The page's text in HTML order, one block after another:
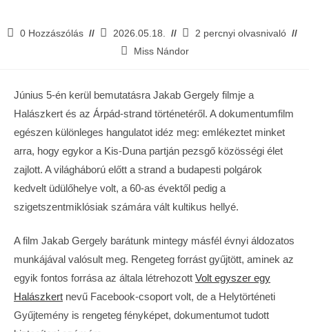
0 Hozzászólás 2026.05.18.
2 percnyi olvasnivaló
Miss Nándor
Június 5-én kerül bemutatásra Jakab Gergely filmje a
Halászkert és az Árpád-strand történetéről. A dokumentumfilm
egészen különleges hangulatot idéz meg: emlékeztet minket
arra, hogy egykor a Kis-Duna partján pezsgő közösségi élet
zajlott. A világháború előtt a strand a budapesti polgárok
kedvelt üdülőhelye volt, a 60-as évektől pedig a
szigetszentmiklósiak számára vált kultikus hellyé.
A film Jakab Gergely barátunk mintegy másfél évnyi áldozatos
munkájával valósult meg. Rengeteg forrást gyűjtött, aminek az
egyik fontos forrása az általa létrehozott Volt egyszer egy
Halászkert nevű Facebook-csoport volt, de a Helytörténeti
Gyűjtemény is rengeteg fényképet, dokumentumot tudott